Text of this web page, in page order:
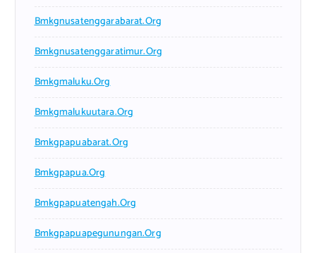
Bmkgnusatenggarabarat.org
Bmkgnusatenggaratimur.org
Bmkgmaluku.org
Bmkgmalukuutara.org
Bmkgpapuabarat.org
Bmkgpapua.org
Bmkgpapuatengah.org
Bmkgpapuapegunungan.org